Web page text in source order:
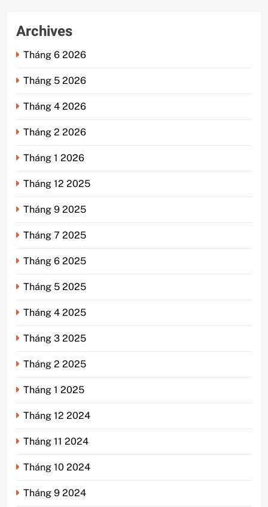
Archives
Tháng 6 2026
Tháng 5 2026
Tháng 4 2026
Tháng 2 2026
Tháng 1 2026
Tháng 12 2025
Tháng 9 2025
Tháng 7 2025
Tháng 6 2025
Tháng 5 2025
Tháng 4 2025
Tháng 3 2025
Tháng 2 2025
Tháng 1 2025
Tháng 12 2024
Tháng 11 2024
Tháng 10 2024
Tháng 9 2024